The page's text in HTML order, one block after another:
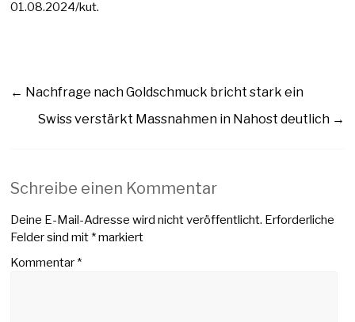
01.08.2024/kut.
← Nachfrage nach Goldschmuck bricht stark ein
Swiss verstärkt Massnahmen in Nahost deutlich →
Schreibe einen Kommentar
Deine E-Mail-Adresse wird nicht veröffentlicht. Erforderliche
Felder sind mit*markiert
Kommentar*